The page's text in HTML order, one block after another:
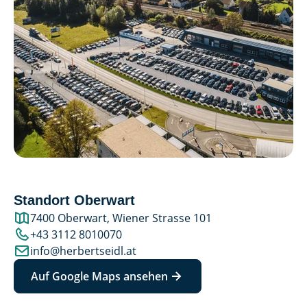
Standort Oberwart
7400 Oberwart, Wiener Strasse 101
+43 3112 8010070
info@herbertseidl.at
Auf Google Maps ansehen